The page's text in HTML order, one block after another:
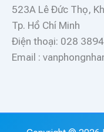
523A Lê Đức Thọ,
Tp. Hồ Chí Minh
Điện thoại: 028
Email :